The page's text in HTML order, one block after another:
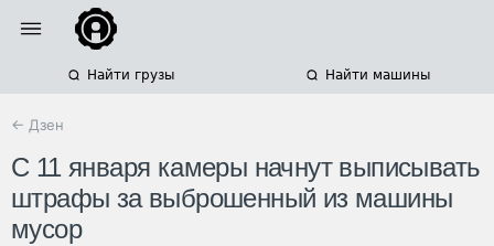
Найти грузы Найти машины
← Дзен
С 11 января камеры начнут выписывать
штрафы за выброшенный из машины
мусор